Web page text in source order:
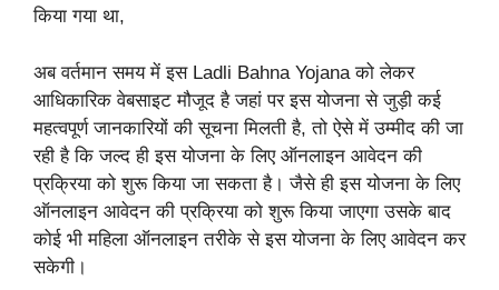
किया गया था,
अब वर्तमान समय में इस Ladli Bahna Yojana को लेकर
आधिकारिक वेबसाइट मौजूद है जहां पर इस योजना से जुड़ी कई
महत्वपूर्ण जानकारियों की सूचना मिलती है, तो ऐसे में उम्मीद की जा
रही है कि जल्द ही इस योजना के लिए ऑनलाइन आवेदन की
प्रक्रिया को शुरू किया जा सकता है। जैसे ही इस योजना के लिए
ऑनलाइन आवेदन की प्रक्रिया को शुरू किया जाएगा उसके बाद
कोई भी महिला ऑनलाइन तरीके से इस योजना के लिए आवेदन कर
सकेगी।